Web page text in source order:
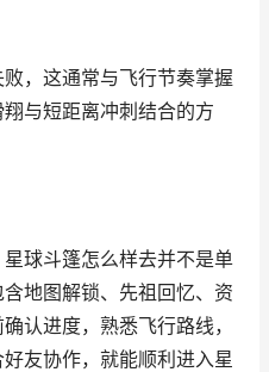
，这通常与飞行节奏掌握
与短距离冲刺结合的方
球斗篷怎么样去并不是单
地图解锁、先祖回忆、资
认进度，熟悉飞行路线，
友协作，就能顺利进入星